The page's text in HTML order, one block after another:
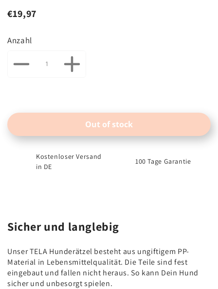
€19,97
Anzahl
Out of stock
Kostenloser Versand
in DE
100 Tage Garantie
Sicher und langlebig
Unser TELA Hunderätzel besteht aus ungiftigem PP-
Material in Lebensmittelqualität. Die Teile sind fest
eingebaut und fallen nicht heraus. So kann Dein Hund
sicher und unbesorgt spielen.